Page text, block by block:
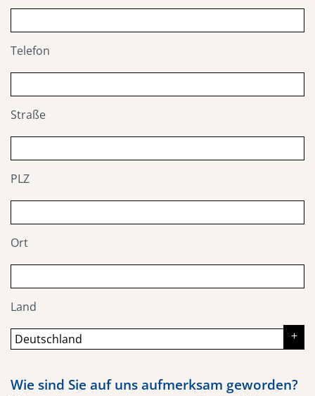
Telefon
Straße
PLZ
Ort
Land
Wie sind Sie auf uns aufmerksam geworden?